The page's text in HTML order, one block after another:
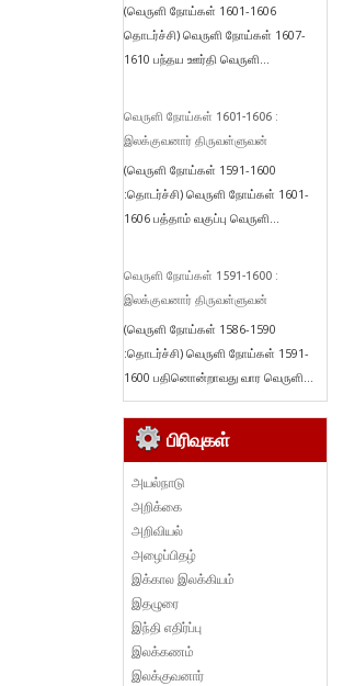
(வெருளி நோய்கள் 1601-1606
தொடர்ச்சி) வெருளி நோய்கள் 1607-
1610 பந்தய ஊர்தி வெருளி...
வெருளி நோய்கள் 1601-1606 :
இலக்குவனார் திருவள்ளுவன்
(வெருளி நோய்கள் 1591-1600
:தொடர்ச்சி) வெருளி நோய்கள் 1601-
1606 பத்தாம் வகுப்பு வெருளி...
வெருளி நோய்கள் 1591-1600 :
இலக்குவனார் திருவள்ளுவன்
(வெருளி நோய்கள் 1586-1590
:தொடர்ச்சி) வெருளி நோய்கள் 1591-
1600 பதினொன்றாவது வார வெருளி...
பிரிவுகள்
அயல்நாடு
அறிக்கை
அறிவியல்
அழைப்பிதழ்
இக்கால இலக்கியம்
இதழுரை
இந்தி எதிர்ப்பு
இலக்கணம்
இலக்குவனார்